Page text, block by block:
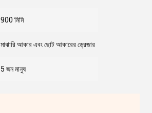
900 মিমি
মাঝারি আকার এবং ছোট আকারের ড্রেজার
5 জন মানুষ